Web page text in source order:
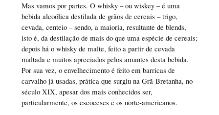
Mas vamos por partes. O whisky – ou wiskey – é uma
bebida alcoólica destilada de grãos de cereais – trigo,
cevada, centeio – sendo, a maioria, resultante de blends,
isto é, da destilação de mais do que uma espécie de cereais;
depois há o whisky de malte, feito a partir de cevada
maltada e muitos apreciados pelos amantes desta bebida.
Por sua vez, o envelhecimento é feito em barricas de
carvalho já usadas, prática que surgiu na Grã-Bretanha, no
século XIX, apesar dos mais conhecidos ser,
particularmente, os escoceses e os norte-americanos.